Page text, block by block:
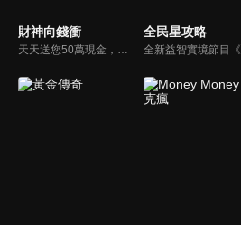
財神向錢衝
天天送您50萬現金，還有汽車大獎！不考智力、體力，挑戰家人、同事、同學、朋友互相了解的成渡和共同生活經驗。快來參加《財神向前衝》大獎通通送給您。
全民星攻略